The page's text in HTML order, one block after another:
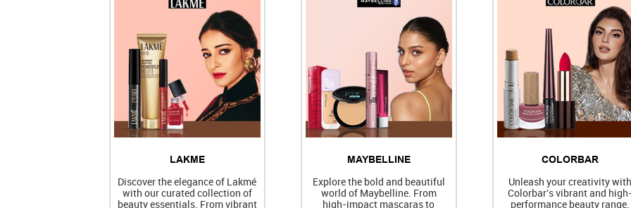
LAKME
Discover the elegance of Lakmé
with our curated collection of
beauty essentials. From vibrant
MAYBELLINE
Explore the bold and beautiful
world of Maybelline. From
high-impact mascaras to
COLORBAR
Unleash your creativity with
Colorbar's vibrant and
performance beauty range.